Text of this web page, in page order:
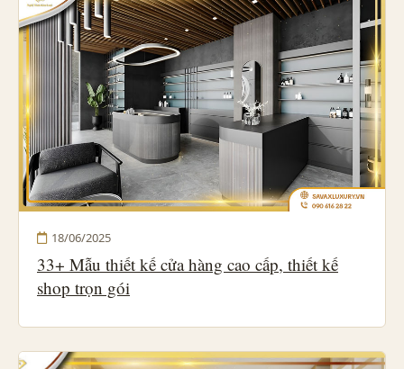
18/06/2025
33+ Mẫu thiết kế cửa hàng cao cấp, thiết kế
shop trọn gói